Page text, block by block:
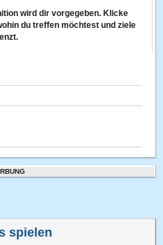
wird dir vorgegeben. Klicke
du treffen möchtest und ziele
spielen